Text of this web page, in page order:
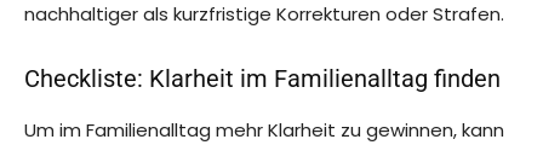
nachhaltiger als kurzfristige Korrekturen oder Strafen.
Checkliste: Klarheit im Familienalltag finden
Um im Familienalltag mehr Klarheit zu gewinnen, kann